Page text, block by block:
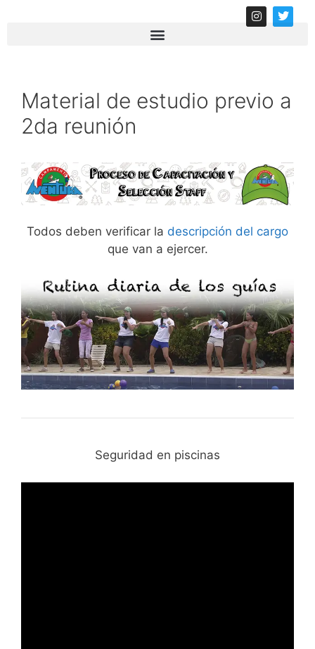
Material de estudio previo a
2da reunión
Todos deben verificar la descripción del cargo
que van a ejercer.
Seguridad en piscinas